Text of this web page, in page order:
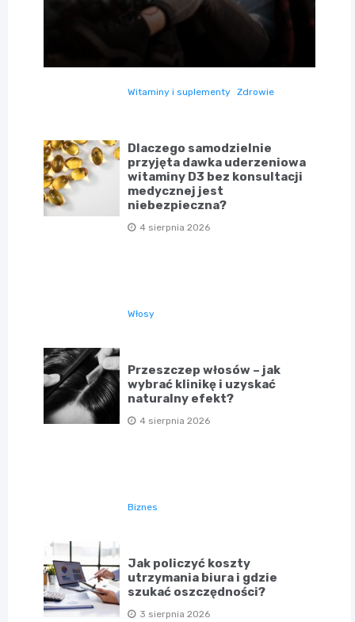
Witaminy i suplementy Zdrowie
Dlaczego samodzielnie
przyjęta dawka uderzeniowa
witaminy D3 bez konsultacji
medycznej jest
niebezpieczna?
4 sierpnia 2026
Włosy
Przeszczep włosów – jak
wybrać klinikę i uzyskać
naturalny efekt?
4 sierpnia 2026
Biznes
Jak policzyć koszty
utrzymania biura i gdzie
szukać oszczędności?
3 sierpnia 2026